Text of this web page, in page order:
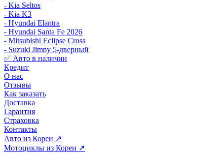
- Kia Seltos
- Kia K3
- Hyundai Elantra
- Hyundai Santa Fe 2026
- Mitsubishi Eclipse Cross
- Suzuki Jimny 5-дверный
✅ Авто в наличии
Кредит
О нас
Отзывы
Как заказать
Доставка
Гарантия
Страховка
Контакты
Авто из Кореи ↗
Мотоциклы из Кореи ↗